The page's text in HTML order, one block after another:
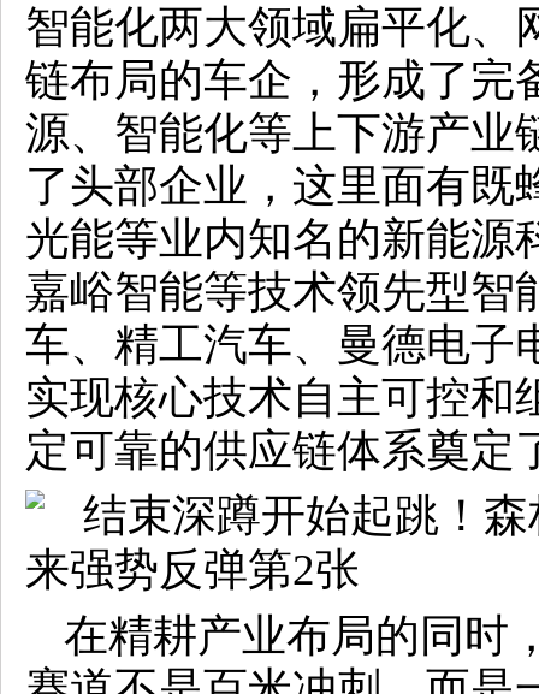
智能化两大领域扁平化、
链布局的车企，形成了完
源、智能化等上下游产业
了头部企业，这里面有既
光能等业内知名的新能源
嘉峪智能等技术领先型智
车、精工汽车、曼德电子
实现核心技术自主可控和
定可靠的供应链体系奠定
在精耕产业布局的同时